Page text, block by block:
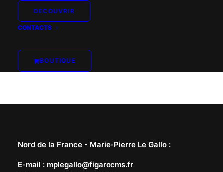
DÉCOUVRIR
CONTACTS
BOUTIQUE
Nord de la France - Marie-Pierre Le Gallo :
E-mail : mplegallo@figarocms.fr